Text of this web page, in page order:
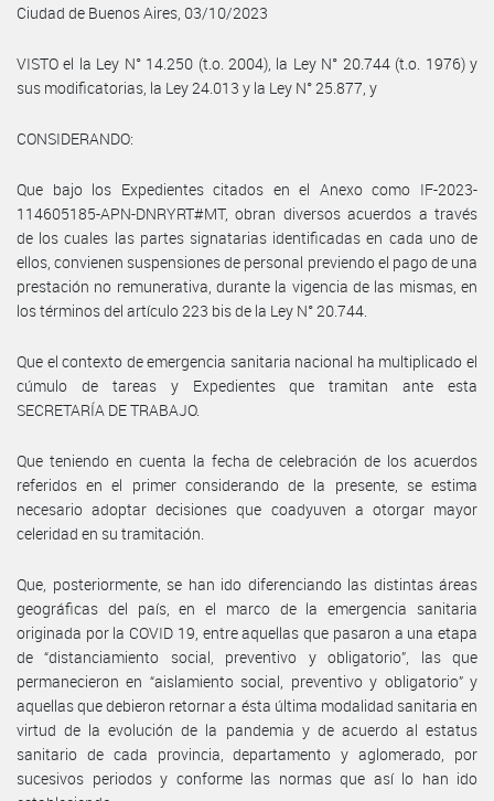
Ciudad de Buenos Aires, 03/10/2023
VISTO el la Ley N° 14.250 (t.o. 2004), la Ley N° 20.744 (t.o. 1976) y
sus modificatorias, la Ley 24.013 y la Ley N° 25.877, y
CONSIDERANDO:
Que bajo los Expedientes citados en el Anexo como IF-2023-
114605185-APN-DNRYRT#MT, obran diversos acuerdos a través
de los cuales las partes signatarias identificadas en cada uno de
ellos, convienen suspensiones de personal previendo el pago de una
prestación no remunerativa, durante la vigencia de las mismas, en
los términos del artículo 223 bis de la Ley N° 20.744.
Que el contexto de emergencia sanitaria nacional ha multiplicado el
cúmulo de tareas y Expedientes que tramitan ante esta
SECRETARÍA DE TRABAJO.
Que teniendo en cuenta la fecha de celebración de los acuerdos
referidos en el primer considerando de la presente, se estima
necesario adoptar decisiones que coadyuven a otorgar mayor
celeridad en su tramitación.
Que, posteriormente, se han ido diferenciando las distintas áreas
geográficas del país, en el marco de la emergencia sanitaria
originada por la COVID 19, entre aquellas que pasaron a una etapa
de “distanciamiento social, preventivo y obligatorio”, las que
permanecieron en “aislamiento social, preventivo y obligatorio” y
aquellas que debieron retornar a ésta última modalidad sanitaria en
virtud de la evolución de la pandemia y de acuerdo al estatus
sanitario de cada provincia, departamento y aglomerado, por
sucesivos periodos y conforme las normas que así lo han ido